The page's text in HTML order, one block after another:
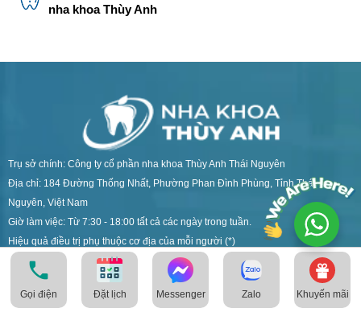
nha khoa Thùy Anh
Gọi điện Đặt lịch Messenger Zalo Khuyến mãi
Trụ sở chính: Công ty cổ phần nha khoa Thùy Anh Thái Nguyên
Địa chỉ: 184 Đường Thống Nhất, Phường Phan Đình Phùng, Tỉnh Thái
Nguyên, Việt Nam
Giờ làm việc: Từ 7:30 - 18:00 tất cả các ngày trong tuần.
Hiệu quả điều trị phụ thuộc cơ địa của mỗi người (*)